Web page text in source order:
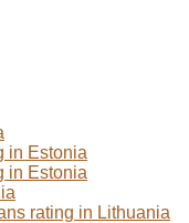
in Estonia
in Estonia
rating in Lithuania